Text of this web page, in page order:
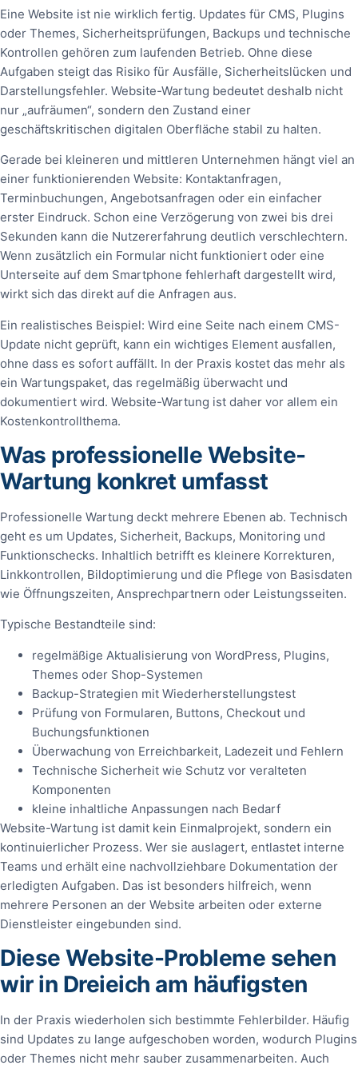
Eine Website ist nie wirklich fertig. Updates für CMS, Plugins
oder Themes, Sicherheitsprüfungen, Backups und technische
Kontrollen gehören zum laufenden Betrieb. Ohne diese
Aufgaben steigt das Risiko für Ausfälle, Sicherheitslücken und
Darstellungsfehler. Website-Wartung bedeutet deshalb nicht
nur „aufräumen“, sondern den Zustand einer
geschäftskritischen digitalen Oberfläche stabil zu halten.
Gerade bei kleineren und mittleren Unternehmen hängt viel an
einer funktionierenden Website: Kontaktanfragen,
Terminbuchungen, Angebotsanfragen oder ein einfacher
erster Eindruck. Schon eine Verzögerung von zwei bis drei
Sekunden kann die Nutzererfahrung deutlich verschlechtern.
Wenn zusätzlich ein Formular nicht funktioniert oder eine
Unterseite auf dem Smartphone fehlerhaft dargestellt wird,
wirkt sich das direkt auf die Anfragen aus.
Ein realistisches Beispiel: Wird eine Seite nach einem CMS-
Update nicht geprüft, kann ein wichtiges Element ausfallen,
ohne dass es sofort auffällt. In der Praxis kostet das mehr als
ein Wartungspaket, das regelmäßig überwacht und
dokumentiert wird. Website-Wartung ist daher vor allem ein
Kostenkontrollthema.
Was professionelle Website-
Wartung konkret umfasst
Professionelle Wartung deckt mehrere Ebenen ab. Technisch
geht es um Updates, Sicherheit, Backups, Monitoring und
Funktionschecks. Inhaltlich betrifft es kleinere Korrekturen,
Linkkontrollen, Bildoptimierung und die Pflege von Basisdaten
wie Öffnungszeiten, Ansprechpartnern oder Leistungsseiten.
Typische Bestandteile sind:
regelmäßige Aktualisierung von WordPress, Plugins,
Themes oder Shop-Systemen
Backup-Strategien mit Wiederherstellungstest
Prüfung von Formularen, Buttons, Checkout und
Buchungsfunktionen
Überwachung von Erreichbarkeit, Ladezeit und Fehlern
Technische Sicherheit wie Schutz vor veralteten
Komponenten
kleine inhaltliche Anpassungen nach Bedarf
Website-Wartung ist damit kein Einmalprojekt, sondern ein
kontinuierlicher Prozess. Wer sie auslagert, entlastet interne
Teams und erhält eine nachvollziehbare Dokumentation der
erledigten Aufgaben. Das ist besonders hilfreich, wenn
mehrere Personen an der Website arbeiten oder externe
Dienstleister eingebunden sind.
Diese Website-Probleme sehen
wir in Dreieich am häufigsten
In der Praxis wiederholen sich bestimmte Fehlerbilder. Häufig
sind Updates zu lange aufgeschoben worden, wodurch Plugins
oder Themes nicht mehr sauber zusammenarbeiten. Auch